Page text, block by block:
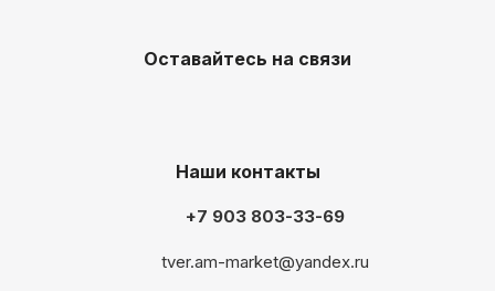
Оставайтесь на связи
Наши контакты
+7 903 803-33-69
tver.am-market@yandex.ru